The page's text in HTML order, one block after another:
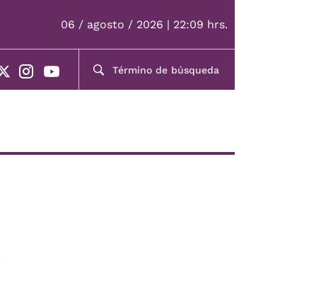
06 / agosto / 2026 | 22:09 hrs.